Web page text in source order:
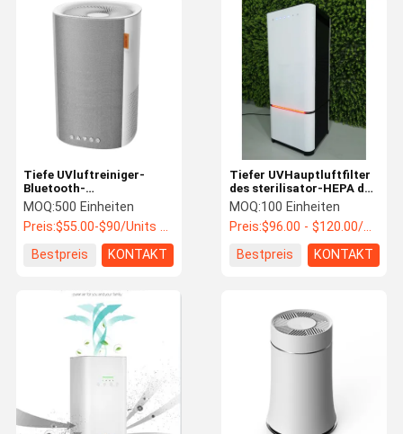
Tiefer UVHauptluftfilter
des sterilisator-HEPA des
Luftreiniger-220V
28X28X71cm
MOQ:100 Einheiten
Preis:$96.00 - $120.00/Units
Bestpreis
KONTAKT
Tiefe UVluftreiniger-
Bluetooth-
Tischplattenmusik des
sterilisator-PM2.5
lärmarm
MOQ:500 Einheiten
Preis:$55.00-$90/Units >=500 Units
Bestpreis
KONTAKT